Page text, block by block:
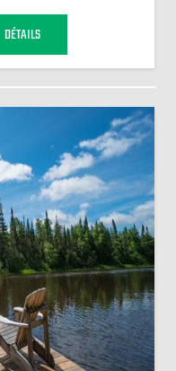
DÉTAILS